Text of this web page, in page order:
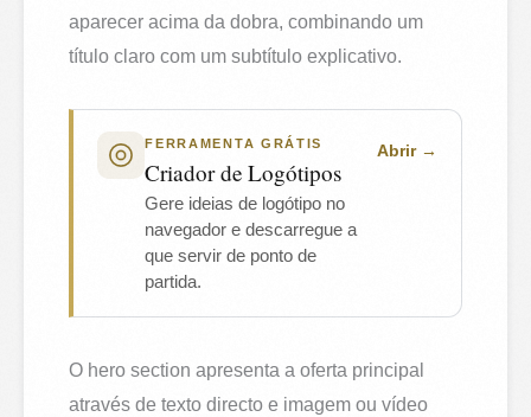
aparecer acima da dobra, combinando um
título claro com um subtítulo explicativo.
FERRAMENTA GRÁTIS
Criador de Logótipos
Gere ideias de logótipo no
navegador e descarregue a
que servir de ponto de
partida.
Abrir
O hero section apresenta a oferta principal
através de texto directo e imagem ou vídeo